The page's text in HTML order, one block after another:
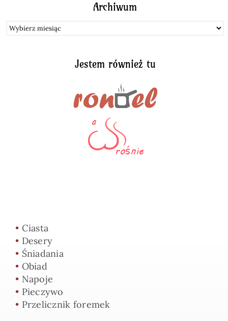
Archiwum
Archiwum
Jestem również tu
• Ciasta
• Desery
• Śniadania
• Obiad
• Napoje
• Pieczywo
• Przelicznik foremek